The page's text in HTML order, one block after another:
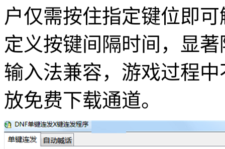
户仅需按住指定键位即
定义按键间隔时间，显
输入法兼容，游戏过程
放免费下载通道。